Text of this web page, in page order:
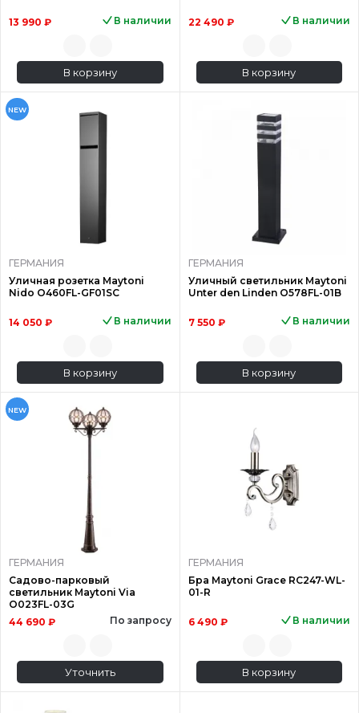
13 990 ₽ В наличии
В корзину
22 490 ₽ В наличии
В корзину
NEW
ГЕРМАНИЯ
Уличная розетка Maytoni
Nido O460FL-GF01SC
14 050 ₽ В наличии
В корзину
ГЕРМАНИЯ
Уличный светильник Maytoni
Unter den Linden O578FL-01B
7 550 ₽ В наличии
В корзину
NEW
ГЕРМАНИЯ
Садово-парковый
светильник Maytoni Via
O023FL-03G
44 690 ₽
По запросу
Уточнить
ГЕРМАНИЯ
Бра Maytoni Grace RC247-WL-
01-R
6 490 ₽ В наличии
В корзину